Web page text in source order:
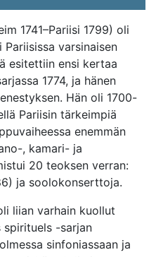
1741–Pariisi 1799) oli
varsinaisen
esitettiin ensi kertaa
1774, ja hänen
Hän oli 1700-
Pariisin tärkeimpiä
enemmän
, kamari- ja
20 teoksen verran:
ja soolokonserttoja.
liian varhain kuollut
spirituels -sarjan
sinfoniassaan ja